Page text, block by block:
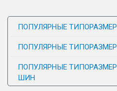
ПОПУЛЯРНЫЕ
ПОПУЛЯРНЫЕ
ПОПУЛЯРНЫЕ
ШИН